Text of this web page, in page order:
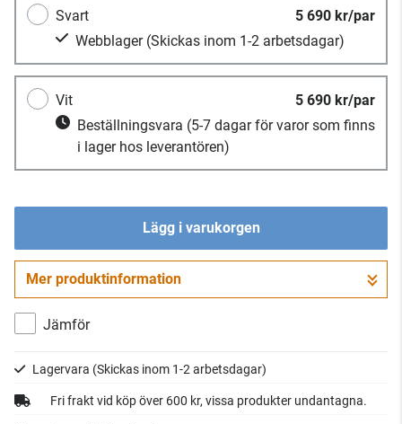
Svart
5 690 kr/par
Webblager (Skickas inom 1-2 arbetsdagar)
Vit
5 690 kr/par
Beställningsvara (5-7 dagar för varor som finns
i lager hos leverantören)
Lägg i varukorgen
Gå till kassan
Mer produktinformation
Jämför
Lagervara (Skickas inom 1-2 arbetsdagar)
Fri frakt vid köp över 600 kr, vissa produkter undantagna.